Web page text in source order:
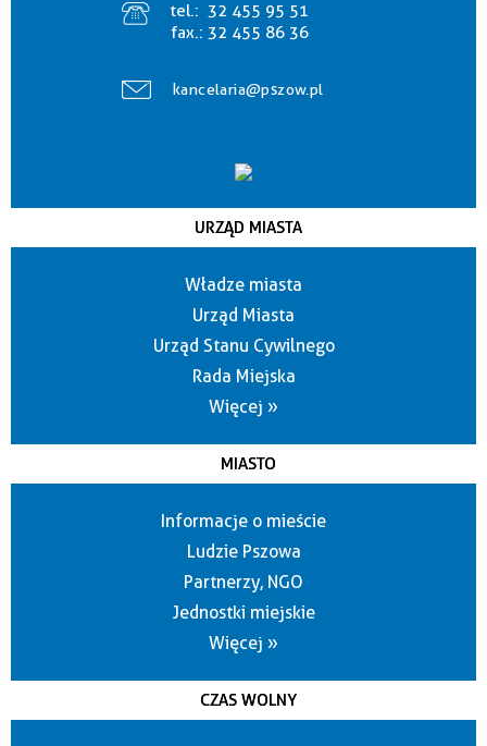
tel.: 32 455 95 51
fax.: 32 455 86 36
kancelaria@pszow.pl
URZĄD MIASTA
Władze miasta
Urząd Miasta
Urząd Stanu Cywilnego
Rada Miejska
Więcej »
MIASTO
Informacje o mieście
Ludzie Pszowa
Partnerzy, NGO
Jednostki miejskie
Więcej »
CZAS WOLNY